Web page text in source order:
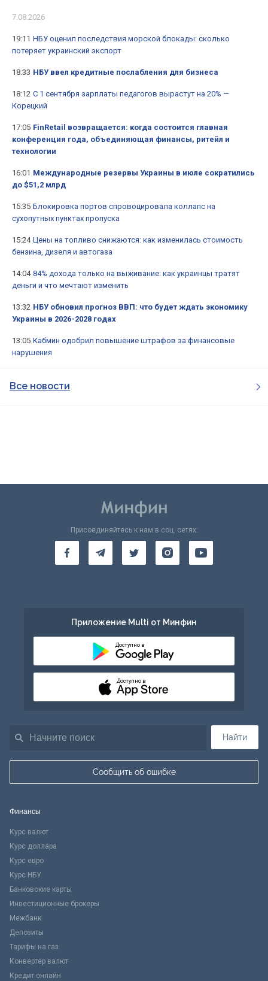
7.08.2026
19:11 НБУ оценил последствия морской блокады: сколько
потеряет украинский экспорт
18:33 НБУ ввел кредитные послабления для бизнеса
18:12 С 1 сентября зарплаты педагогов вырастут на 20% —
Корецкий
17:05 FinRetail возвращается: когда состоится главная
конференция года, объединяющая финансы, ритейл и
технологии
16:01 Международные резервы Украины в июле сократились
до $51,2 млрд
15:35 Блокировка портов спровоцировала коллапс на
сухопутных пунктах пропуска
15:24 Цены на топливо снижаются: как изменилась стоимость
бензина, дизеля и автогаза
14:04 84% дохода только на выживание: как украинцы тратят
деньги и что мечтают изменить
13:32 НБУ обновил прогноз ВВП: что будет ждать экономику
Украины в 2026-2028 годах
13:05 Кабмин одобрил повышение штрафов за финансовые
нарушения
Все новости
Найти
Сообщить об ошибке
Присоединяйтесь к нам в соц. сетях:
Приложение Multi от Минфин
Доступно в
Доступно в
Финансы
Курс валют
Курс доллара
Курс евро
Курс НБУ
Банковские карты
Инвестиционные брокеры
Межбанк
Депозиты
Тарифы на газ
Конвертер валют
Кредит онлайн